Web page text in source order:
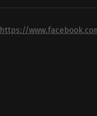
https://